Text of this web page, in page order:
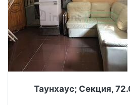
Таунхаус; Секция,